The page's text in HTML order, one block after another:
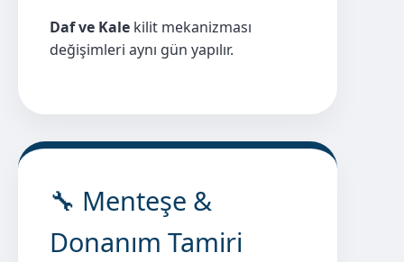
Daf ve Kale kilit mekanizması
değişimleri aynı gün yapılır.
🔧 Menteşe &
Donanım Tamiri